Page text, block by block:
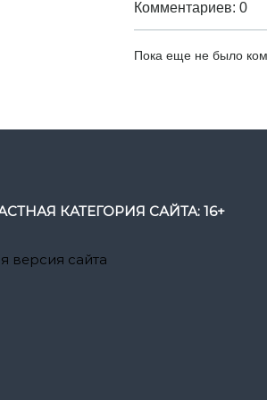
Комментариев: 0
Пока еще не было
КАТЕГОРИЯ САЙТА: 16+
версия сайта